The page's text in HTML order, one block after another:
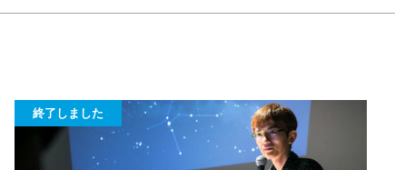
終了しました